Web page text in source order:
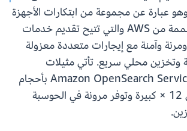
عبارة عن مجموعة من ابتكارات الأجهزة
والبرامج المصممة من AWS والتي تتيح تقديم خدمات
وآمنة مع إيجارات متعددة معزولة
محلي سريع. تأتي مثيلات
Amazon OpenSearch Service Graviton2 بأحجام
كبيرة تصل إلى 12 × كبيرة وتوفر مرونة في الحوسبة